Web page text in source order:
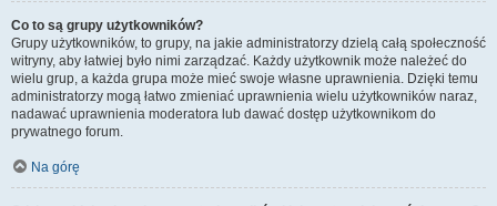
Co to są grupy użytkowników?
Grupy użytkowników, to grupy, na jakie administratorzy dzielą całą społeczność
witryny, aby łatwiej było nimi zarządzać. Każdy użytkownik może należeć do
wielu grup, a każda grupa może mieć swoje własne uprawnienia. Dzięki temu
administratorzy mogą łatwo zmieniać uprawnienia wielu użytkowników naraz,
nadawać uprawnienia moderatora lub dawać dostęp użytkownikom do
prywatnego forum.
Na górę